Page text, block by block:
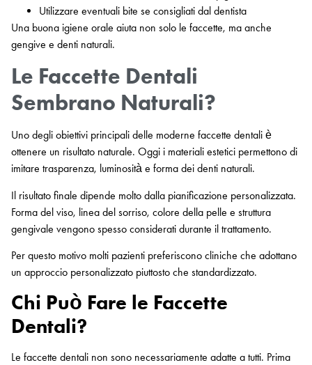
Utilizzare eventuali bite se consigliati dal dentista
Una buona igiene orale aiuta non solo le faccette, ma anche
gengive e denti naturali.
Le Faccette Dentali
Sembrano Naturali?
Uno degli obiettivi principali delle moderne faccette dentali è
ottenere un risultato naturale. Oggi i materiali estetici permettono di
imitare trasparenza, luminosità e forma dei denti naturali.
Il risultato finale dipende molto dalla pianificazione personalizzata.
Forma del viso, linea del sorriso, colore della pelle e struttura
gengivale vengono spesso considerati durante il trattamento.
Per questo motivo molti pazienti preferiscono cliniche che adottano
un approccio personalizzato piuttosto che standardizzato.
Chi Può Fare le Faccette
Dentali?
Le faccette dentali non sono necessariamente adatte a tutti. Prima